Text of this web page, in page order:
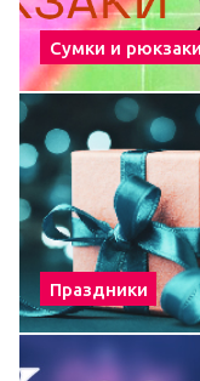
Сумки и рюкзаки
Праздники